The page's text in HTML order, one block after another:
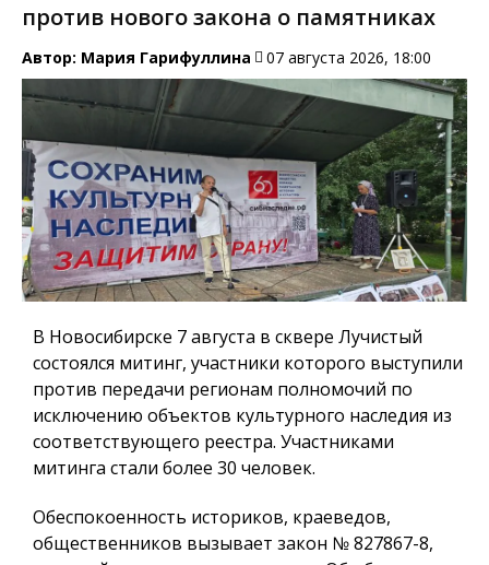
против нового закона о памятниках
Автор: Мария Гарифуллина 07 августа 2026, 18:00
В Новосибирске 7 августа в сквере Лучистый
состоялся митинг, участники которого выступили
против передачи регионам полномочий по
исключению объектов культурного наследия из
соответствующего реестра. Участниками
митинга стали более 30 человек.
Обеспокоенность историков, краеведов,
общественников вызывает закон № 827867-8,